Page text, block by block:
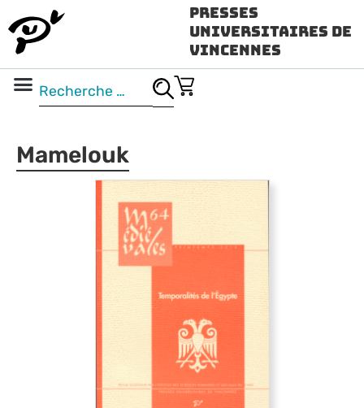
Presses
Universitaires de
Vincennes
Mamelouk